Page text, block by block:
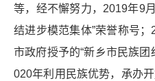
等，经不懈努力，2019年9
结进步模范集体”荣誉称号
市政府授予的“新乡市民族
020年利用民族优势，承办